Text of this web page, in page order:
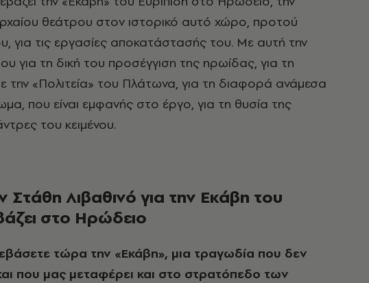
θεάτρου στον ιστορικό αυτό χώρο, προτού
για τις εργασίες αποκατάστασής του. Με αυτή την
για τη δική του προσέγγιση της ηρωίδας, για τη
την «Πολιτεία» του Πλάτωνα, για τη διαφορά ανάμεσα
που είναι εμφανής στο έργο, για τη θυσία της
του κειμένου.
Στάθη Λιβαθινό για την Εκάβη του
στο Ηρώδειο
που μας μεταφέρει και στο στρατόπεδο των